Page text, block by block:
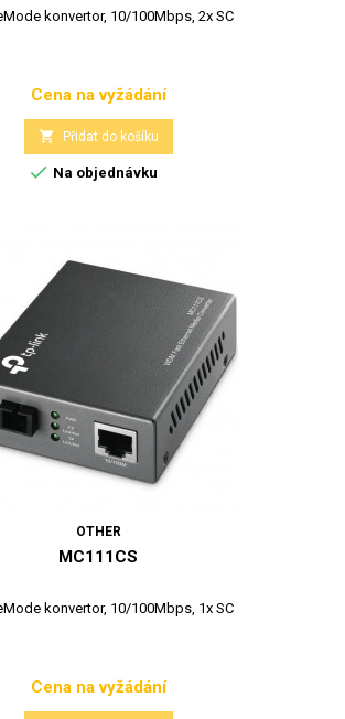
konvertor, 10/100Mbps, 2x SC
Cena
Cena na vyžádání
 Přidat do košíku
 Na objednávku
OTHER
MC111CS
konvertor, 10/100Mbps, 1x SC
Cena
Cena na vyžádání